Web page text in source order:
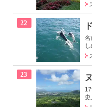
22
名
23